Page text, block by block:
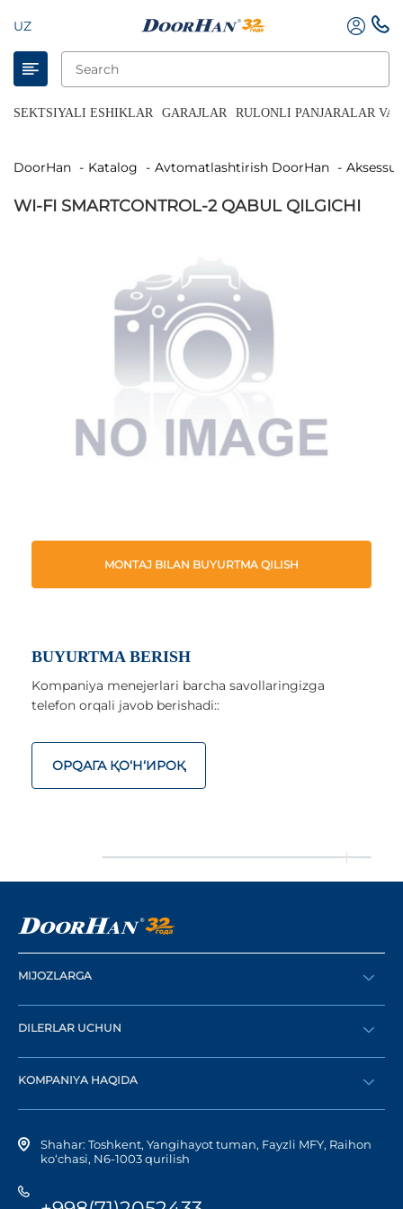
UZ
SEKTSIYALI ESHIKLAR GARAJLAR RULONLI PANJARALAR VA
DoorHan Katalog Avtomatlashtirish DoorHan
WI-FI SMARTCONTROL-2 QABUL QILGICHI
MONTAJ BILAN BUYURTMA QILISH
BUYURTMA BERISH
Kompaniya menejerlari barcha savollaringizga
telefon orqali javob berishadi::
ОРQАГА ҚO‘Н‘ИРОҚ
MIJOZLARGA
Buyurtma berish
DILERLAR UCHUN
Diler bo‘lish
Shaxsiy kabinetga kirish
KOMPANIYA HAQIDA
Kompaniya tarixi
Shahar: Toshkent, Yangihayot tuman, Fayzli MFY, Raihon
ko‘chasi, N6-1003 qurilish